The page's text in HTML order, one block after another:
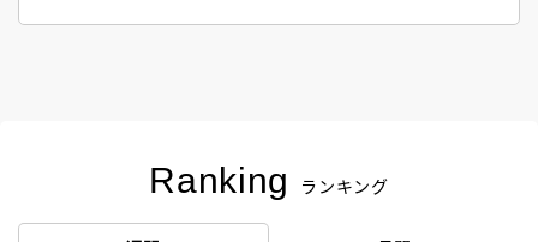
Ranking ランキング